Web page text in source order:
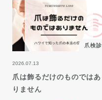
爪検診
2026.07.13
爪は飾るだけのものではあ
りません